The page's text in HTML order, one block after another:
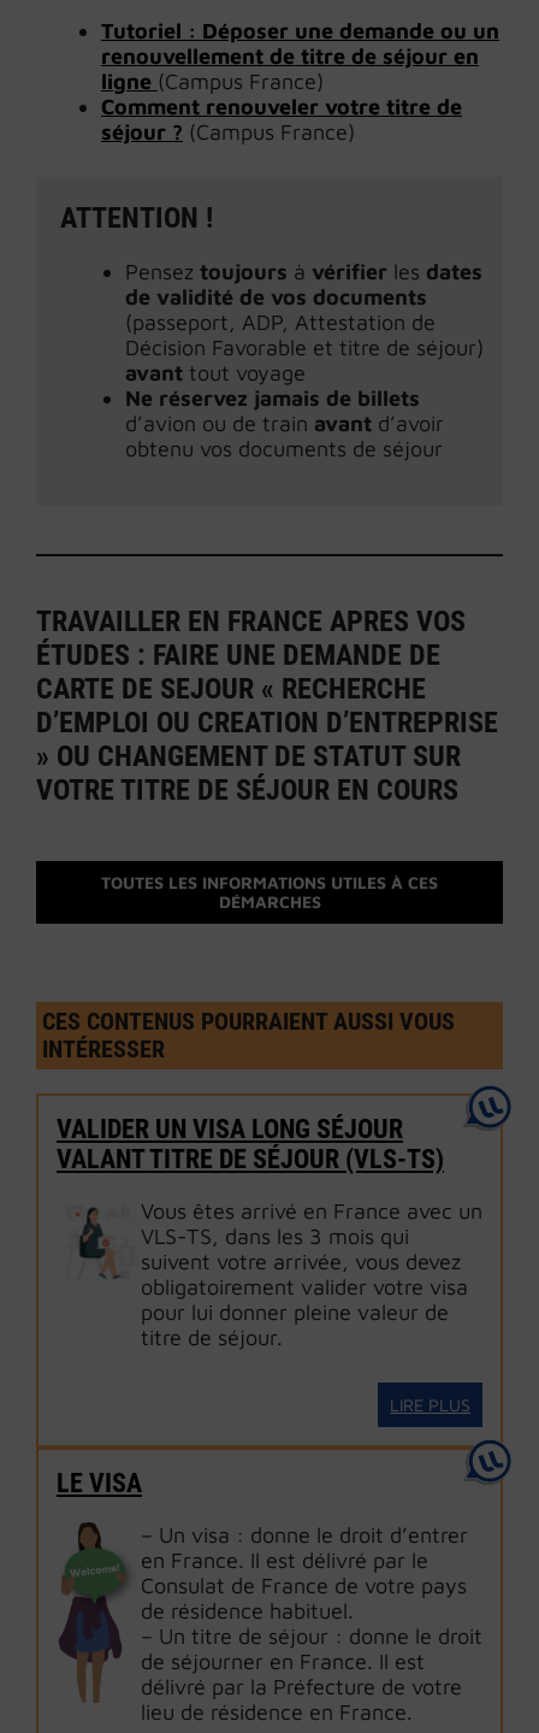
Tutoriel : Déposer une demande ou un
renouvellement de titre de séjour en
ligne (Campus France)
Comment renouveler votre titre de
séjour ? (Campus France)
ATTENTION !
Pensez toujours à vérifier les dates
de validité de vos documents
(passeport, ADP, Attestation de
Décision Favorable et titre de séjour)
avant tout voyage
Ne réservez jamais de billets
d’avion ou de train avant d’avoir
obtenu vos documents de séjour
TRAVAILLER EN FRANCE APRES VOS
ÉTUDES : FAIRE UNE DEMANDE DE
CARTE DE SEJOUR « RECHERCHE
D’EMPLOI OU CREATION D’ENTREPRISE
» OU CHANGEMENT DE STATUT SUR
VOTRE TITRE DE SÉJOUR EN COURS
TOUTES LES INFORMATIONS UTILES À CES
DÉMARCHES
CES CONTENUS POURRAIENT AUSSI VOUS
INTÉRESSER
VALIDER UN VISA LONG SÉJOUR
VALANT TITRE DE SÉJOUR (VLS-TS)
Vous êtes arrivé en France avec un
VLS-TS, dans les 3 mois qui
suivent votre arrivée, vous devez
obligatoirement valider votre visa
pour lui donner pleine valeur de
titre de séjour.
LIRE PLUS
LE VISA
– Un visa : donne le droit d’entrer
en France. Il est délivré par le
Consulat de France de votre pays
de résidence habituel.
– Un titre de séjour : donne le droit
de séjourner en France. Il est
délivré par la Préfecture de votre
lieu de résidence en France.